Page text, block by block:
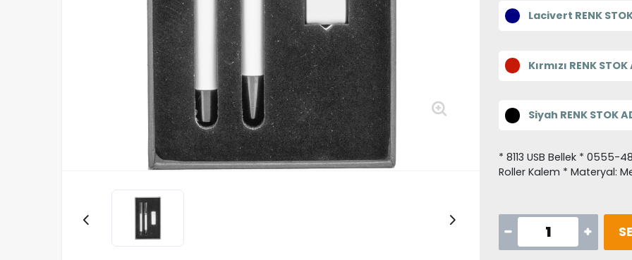
Lacivert RENK
Kırmızı RENK
Siyah RENK STOK
* 8113 USB Bellek *
Roller Kalem * Materyal: